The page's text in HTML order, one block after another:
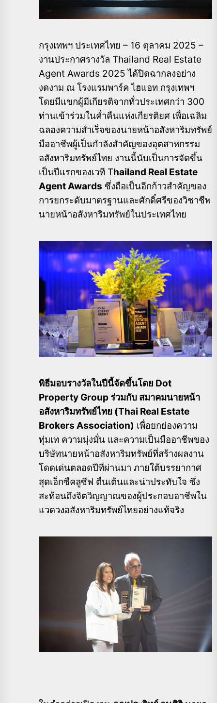
กรุงเทพฯ ประเทศไทย – 16 ตุลาคม 2025 –
งานประกาศรางวัล Thailand Real Estate
Agent Awards 2025 ได้ปิดฉากลงอย่าง
งดงาม ณ โรงแรมพาร์ค ไฮแอท กรุงเทพฯ
โดยมีแขกผู้มีเกียรติจากทั่วประเทศกว่า 300
ท่านเข้าร่วมในค่ำคืนแห่งเกียรติยศ เพื่อเฉลิม
ฉลองความสำเร็จของนายหน้าอสังหาริมทรัพย์
มืออาชีพผู้เป็นกำลังสำคัญของอุตสาหกรรม
อสังหาริมทรัพย์ไทย งานนี้นับเป็นการจัดขึ้น
เป็นปีแรกของเวที Thailand Real Estate
Agent Awards ซึ่งถือเป็นอีกก้าวสำคัญของ
การยกระดับมาตรฐานและศักดิ์ศรีของวิชาชีพ
นายหน้าอสังหาริมทรัพย์ในประเทศไทย
พิธีมอบรางวัลในปีนี้จัดขึ้นโดย Dot
Property Group ร่วมกับ สมาคมนายหน้า
อสังหาริมทรัพย์ไทย (Thai Real Estate
Brokers Association) เพื่อยกย่องความ
ทุ่มเท ความมุ่งมั่น และความเป็นมืออาชีพของ
บริษัทนายหน้าอสังหาริมทรัพย์ที่สร้างผลงาน
โดดเด่นตลอดปีที่ผ่านมา ภายใต้บรรยากาศ
สุดเอ็กซืคลูซีฟ ตื่นเต้นและน่าประทับใจ ซึ่ง
สะท้อนถึงจิตวิญญาณของผู้ประกอบอาชีพใน
แวดวงอสังหาริมทรัพย์ไทยอย่างแท้จริง